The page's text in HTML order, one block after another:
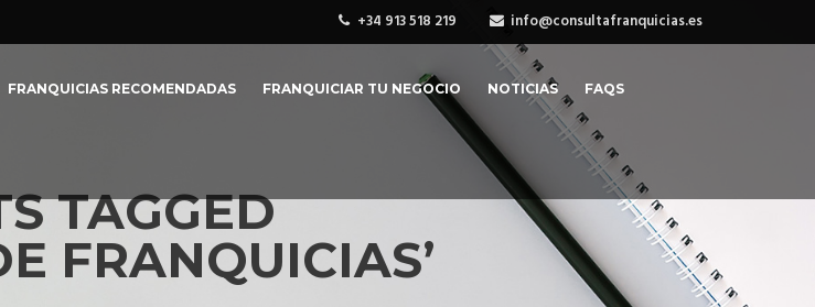
+34 913 518 219 info@consultafranquicias.es
FRANQUICIAS RECOMENDADAS FRANQUICIAR TU NEGOCIO NOTICIAS FAQS
TAGGED
FRANQUICIAS’